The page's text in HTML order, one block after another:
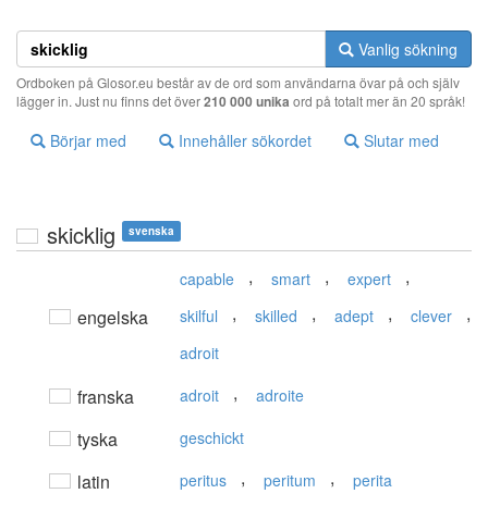
Vanlig sökning
Ordboken på Glosor.eu består av de ord som användarna övar på och själv
lägger in. Just nu finns det över210 000 unika ord på totalt mer än 20 språk!
Börjar med Innehåller sökordet Slutar med
skicklig svenska
engelska
capable , smart , expert ,
skilful , skilled , adept , clever ,
adroit
franska adroit , adroite
tyska geschickt
latin peritus , peritum , perita